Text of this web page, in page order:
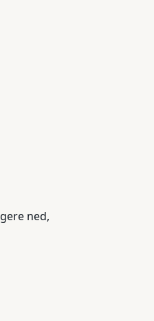
ned,